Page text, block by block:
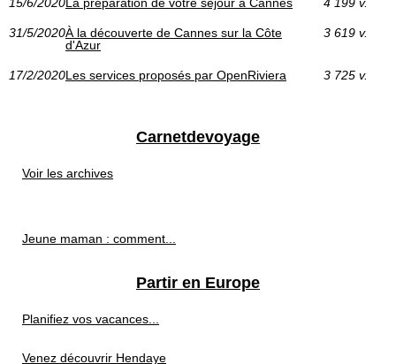
31/5/2020À la découverte de Cannes sur la Côte
d'Azur
3 619 v.
17/2/2020Les services proposés par OpenRiviera 3 725 v.
Carnetdevoyage
Voir les archives
Jeune maman : comment...
Partir en Europe
Planifiez vos vacances...
Venez découvrir Hendaye